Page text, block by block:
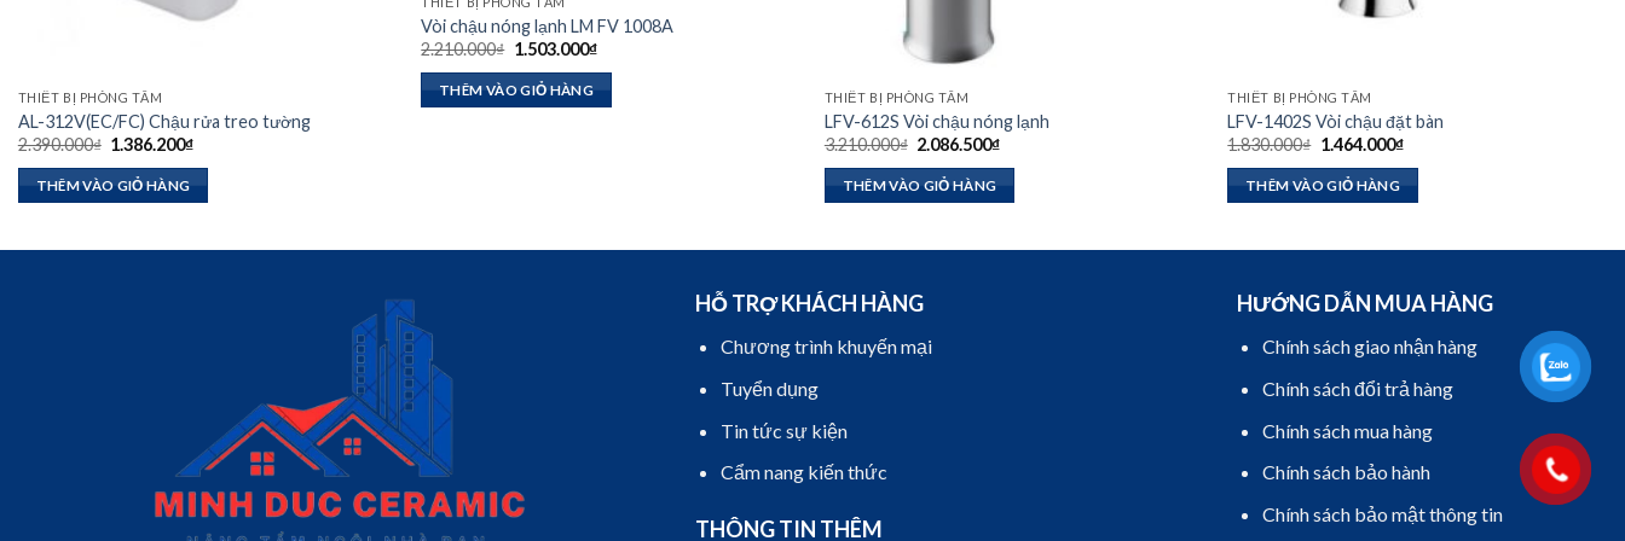
THIẾT BỊ PHÒNG TẮM
AL-312V(EC/FC) Chậu rửa treo tường
2.390.000₫ Giá
là:
2.390.000₫.
1.386.200₫Giá
THÊM VÀO GIỎ HÀNG
Vòi chậu nóng lạnh LM FV 1008A
2.210.000₫ Giá
là:
2.210.000₫.
1.503.000₫Giá
THÊM VÀO GIỎ HÀNG THIẾT BỊ PHÒNG TẮM
LFV-612S Vòi chậu nóng lạnh
3.210.000₫ Giá
là:
3.210.000₫.
2.086.500₫Giá
THÊM VÀO GIỎ HÀNG
THIẾT BỊ PHÒNG TẮM
LFV-1402S Vòi chậu đặt bàn
1.830.000₫ Giá
là:
1.830.000₫.
1.464.000₫Giá
THÊM VÀO GIỎ HÀNG
HỖ TRỢ KHÁCH HÀNG
Chương trình khuyến mại
Tuyển dụng
Tin tức sự kiện
Cẩm nang kiến thức
THÔNG TIN THÊM
HƯỚNG DẪN MUA HÀNG
Chính sách giao nhận hàng
Chính sách đổi trả hàng
Chính sách mua hàng
Chính sách bảo hành
Chính sách bảo mật thông tin